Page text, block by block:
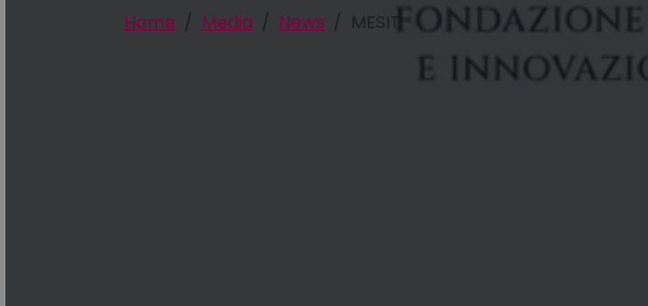
Home Media News MESIT